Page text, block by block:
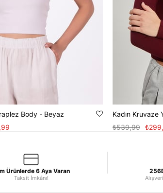
Body - Beyaz
₺539,99
Ürünlerde 6 Aya Varan
Taksit İmkânı!